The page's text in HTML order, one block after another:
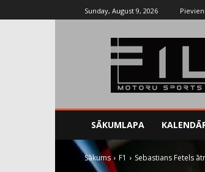
Sunday, August 9, 2026
SĀKUMLAPA
Sākums F1 Sebastians Fetels